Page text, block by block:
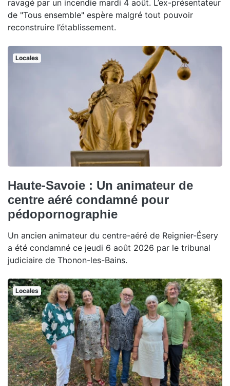
ravagé par un incendie mardi 4 août. L’ex-présentateur
de "Tous ensemble" espère malgré tout pouvoir
reconstruire l’établissement.
Locales
Haute-Savoie : Un animateur de
centre aéré condamné pour
pédopornographie
Un ancien animateur du centre-aéré de Reignier-Ésery
a été condamné ce jeudi 6 août 2026 par le tribunal
judiciaire de Thonon-les-Bains.
Locales